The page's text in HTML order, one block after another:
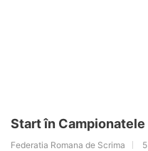
Start în
Federatia Romana de Scrima